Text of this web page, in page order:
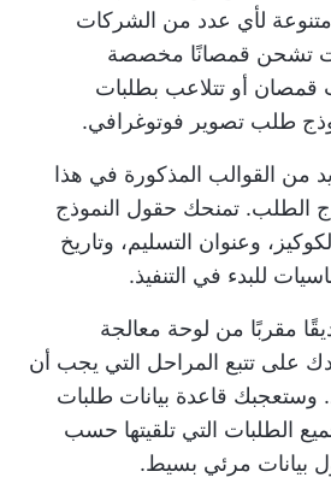
لأي عدد من الشركات
تشحن قمصانًا مخصصة
قمصان أو تتلاعب بطلبات
طلب تصوير فوتوغرافي.
من القوالب المذكورة في هذا
الطلب. تمنحك حقول النموذج
وعنوان التسليم، وتاريخ
للبدء في التنفيذ.
مقربًا من لوحة معالجة
على تتبع المراحل التي يجب أن
وستعجبك قاعدة بيانات طلبات
الطلبات التي تلقيتها حسب
بيانات مرئي بسيط.